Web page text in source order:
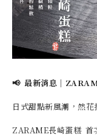
📢 最新消息｜
日式甜點新風潮，然
ZARAME長崎蛋糕 首